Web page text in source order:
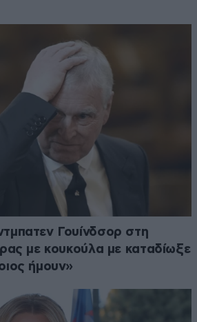
Γουίνδσορ στη
με κουκούλα με καταδίωξε
ήμουν»